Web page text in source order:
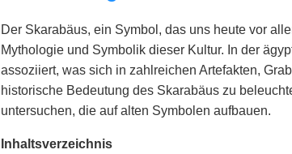
Der Skarabäus, ein Symbol, das uns heute vor
Mythologie und Symbolik dieser Kultur. In der
assoziiert, was sich in zahlreichen Artefakten,
historische Bedeutung des Skarabäus zu
untersuchen, die auf alten Symbolen aufbauen.
Inhaltsverzeichnis